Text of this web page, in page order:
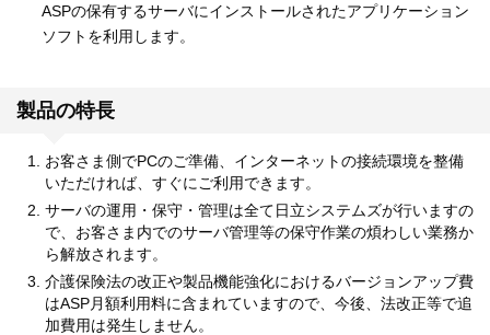
ASPの保有するサーバにインストールされたアプリケーション
ソフトを利用します。
製品の特長
お客さま側でPCのご準備、インターネットの接続環境を整備
いただければ、すぐにご利用できます。
サーバの運用・保守・管理は全て日立システムズが行いますの
で、お客さま内でのサーバ管理等の保守作業の煩わしい業務か
ら解放されます。
介護保険法の改正や製品機能強化におけるバージョンアップ費
はASP月額利用料に含まれていますので、今後、法改正等で追
加費用は発生しません。